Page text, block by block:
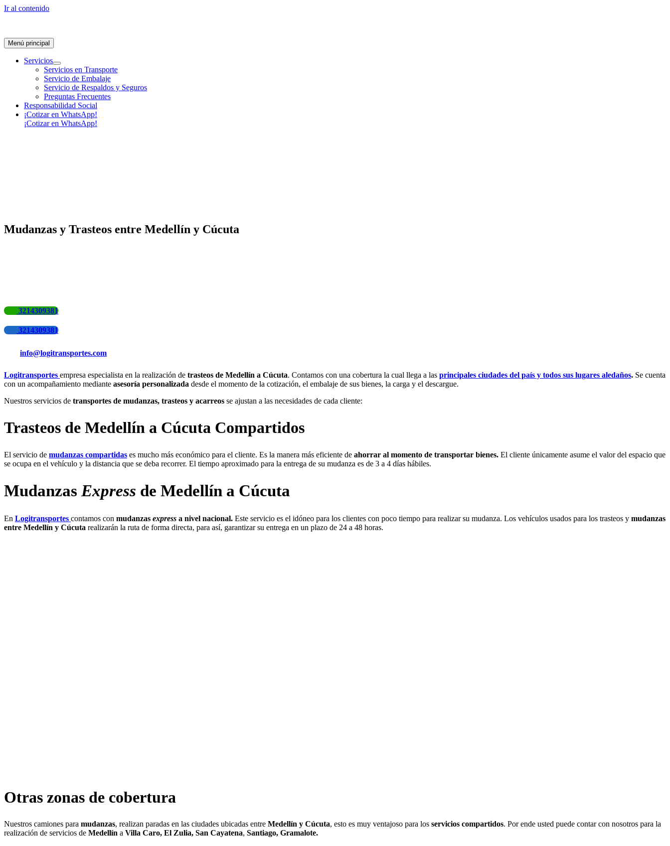
Ir al contenido
Menú principal
Servicios
Servicios en Transporte
Servicio de Embalaje
Servicio de Respaldos y Seguros
Preguntas Frecuentes
Responsabilidad Social
¡Cotizar en WhatsApp!
¡Cotizar en WhatsApp!
Mudanzas y Trasteos entre Medellín y Cúcuta
3214309381
3214309381
info@logitransportes.com
Logitransportes empresa especialista en la realización de trasteos de Medellín a Cúcuta. Contamos con una cobertura la cual llega a las principales ciudades del país y todos sus lugares aledaños. Se cuenta
con un acompañamiento mediante asesoría personalizada desde el momento de la cotización, el embalaje de sus bienes, la carga y el descargue.
Nuestros servicios de transportes de mudanzas, trasteos y acarreos se ajustan a las necesidades de cada cliente:
Trasteos de Medellín a Cúcuta Compartidos
El servicio de mudanzas compartidas es mucho más económico para el cliente. Es la manera más eficiente de ahorrar al momento de transportar bienes. El cliente únicamente asume el valor del espacio que
se ocupa en el vehículo y la distancia que se deba recorrer. El tiempo aproximado para la entrega de su mudanza es de 3 a 4 días hábiles.
MudanzasExpress de Medellín a Cúcuta
En Logitransportes contamos con mudanzas express a nivel nacional. Este servicio es el idóneo para los clientes con poco tiempo para realizar su mudanza. Los vehículos usados para los trasteos y mudanzas
entre Medellín y Cúcuta realizarán la ruta de forma directa, para así, garantizar su entrega en un plazo de 24 a 48 horas.
Otras zonas de cobertura
Nuestros camiones para mudanzas, realizan paradas en las ciudades ubicadas entre Medellín y Cúcuta, esto es muy ventajoso para los servicios compartidos. Por ende usted puede contar con nosotros para la
realización de servicios de Medellín a Villa Caro, El Zulia, San Cayatena, Santiago, Gramalote.